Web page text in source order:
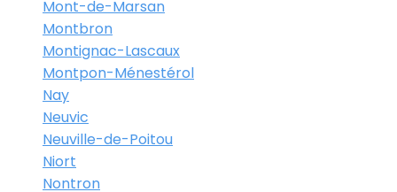
Mont-de-Marsan
Montbron
Montignac-Lascaux
Montpon-Ménestérol
Nay
Neuvic
Neuville-de-Poitou
Niort
Nontron